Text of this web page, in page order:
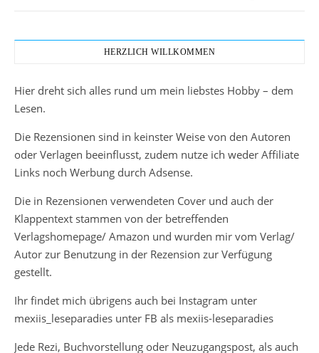
HERZLICH WILLKOMMEN
Hier dreht sich alles rund um mein liebstes Hobby – dem
Lesen.
Die Rezensionen sind in keinster Weise von den Autoren
oder Verlagen beeinflusst, zudem nutze ich weder Affiliate
Links noch Werbung durch Adsense.
Die in Rezensionen verwendeten Cover und auch der
Klappentext stammen von der betreffenden
Verlagshomepage/ Amazon und wurden mir vom Verlag/
Autor zur Benutzung in der Rezension zur Verfügung
gestellt.
Ihr findet mich übrigens auch bei Instagram unter
mexiis_leseparadies unter FB als mexiis-leseparadies
Jede Rezi, Buchvorstellung oder Neuzugangspost, als auch